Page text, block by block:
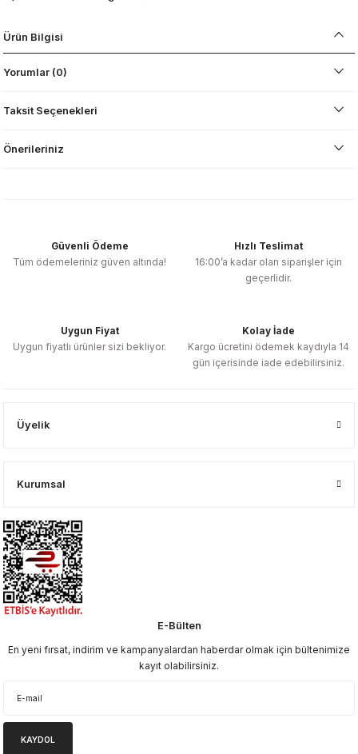
Ürün Bilgisi
Yorumlar (0)
Taksit Seçenekleri
Önerileriniz
Güvenli Ödeme
Tüm ödemeleriniz güven altında!
Hızlı Teslimat
16:00’a kadar olan siparişler için
geçerlidir.
Uygun Fiyat
Uygun fiyatlı ürünler sizi bekliyor.
Kolay İade
Kargo ücretini ödemek kaydıyla 14
gün içerisinde iade edebilirsiniz.
Üyelik
Kurumsal
E-Bülten
En yeni fırsat, indirim ve kampanyalardan haberdar olmak için bültenimize
kayıt olabilirsiniz.
KAYDOL